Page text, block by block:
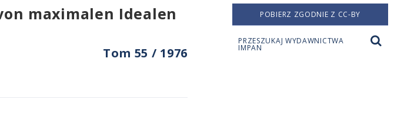
maximalen Idealen
Tom 55 / 1976
POBIERZ ZGODNIE Z CC-BY
PRZESZUKAJ WYDAWNICTWA
IMPAN